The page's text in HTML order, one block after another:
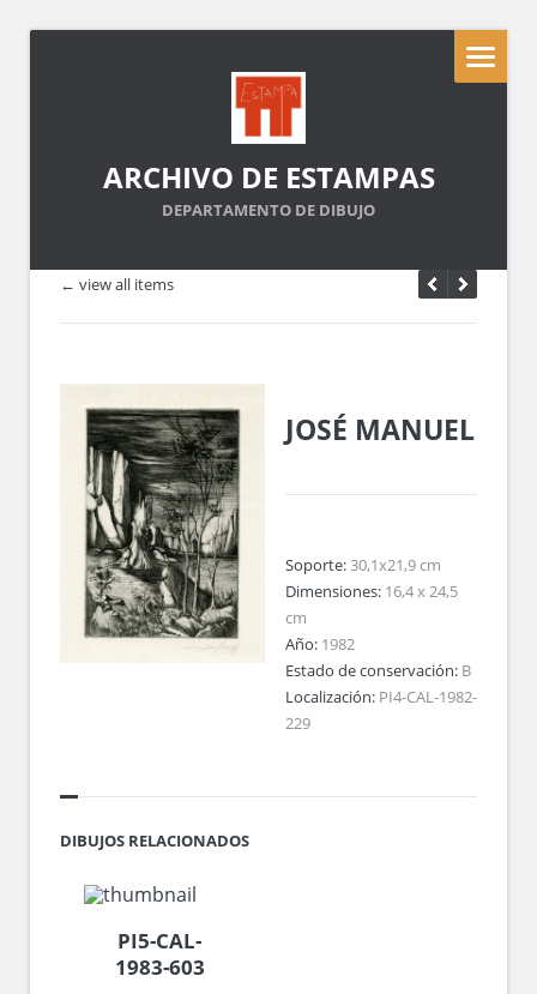
ARCHIVO DE ESTAMPAS
DEPARTAMENTO DE DIBUJO
← view all items
JOSÉ MANUEL
Soporte:30,1x21,9 cm
Dimensiones: 16,4 x 24,5
cm
Año: 1982
Estado de conservación: B
Localización: PI4-CAL-1982-
229
DIBUJOS RELACIONADOS
PI5-CAL-
1983-603